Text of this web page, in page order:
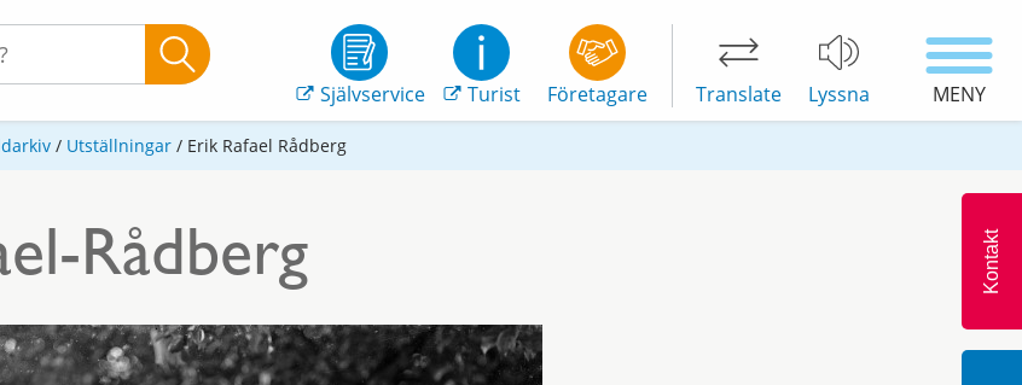
Självservice Turist Företagare Translate Lyssna MENY
Kontakt
/ Utställningar / Erik Rafael Rådberg
Rådberg